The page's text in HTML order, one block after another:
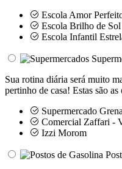
Escola Amor
Escola Brilho de Sol
Escola Infantil
Sua rotina diária será muito
pertinho de casa! Estas são
Supermercado
Comercial Zaffari -
Izzi Morom